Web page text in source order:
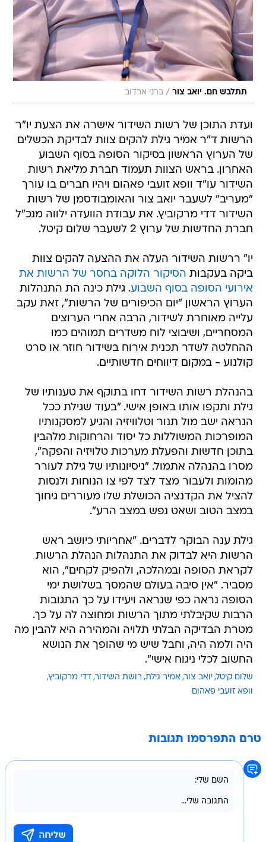
תתלבש חם. יואב צור / ברני ארדוב
ועדת התוכן של רשות השידור אישרה את הצעת יו"ר
הרשות ד"ר אמיר גילת להקים צוות לבדיקת הכשלים
של הערוץ הראשון בסיקור הסופה בסוף השבוע
האחרון. בראש הצוות תעמוד חברת מליאת רשות
השידור עו"ד וופא זועבי פאהום ויהיו חברים בו עורך
"מעריב" לשעבר יואב צור והאומבודסמן של רשות
השידור דדי מרקוביץ. את עבודת הוועדה ילווה מנכ"ל
חברת החדשות של ערוץ 2 לשעבר שלום קיטל.
יו" ררשות השידור העלה את ההצעה להקים צוות
ביקה בעקבות הסיקור הלוקה בחסר של הרשות את
אירועי הסופה בסוף השבוע. גילת כינה הת התנהלות
הערוץ הראשון "יום הכיפורים של הרשות", זאת עקב
עלייה מאוחרת לשידור, הרבה אחרי הערוצים
המסחריים, ושיבוצי לוח משדרים תמוהים כמו
ההחלטה לשדר תכנית אירוח בשידור חוזר או סרט
קולנוע - במקום דיווחים חדשותיים.
בהנהלת רשות השידור דחו בתוקף את טענותיו של
גילת ותקפו אותו באופן אישי. "בעוד שגילת ככל
הנראה ישב מול תנור וטלוויזיה והגיע למסקנותיו
המופרכות המשוללות כל יסוד והרחוקות מלהבין
בתוכן חדשות והפעלת מערכות טלויזיה והפקה",
מסרו בהנהלה אתמול. "ניסיונותיו של גילת לעורר
מהומות ולעבור מצד לצד לפי צו הנוחות ולנסות
להציל את הקדנציה הכושלת שלו מעוררים גיחוך
במצב הטוב ושאט נפש במצב הרע".
גילת ענה הבוקר לדברים. "אחריותי כיושב ראש
הרשות היא לבדוק את התנהלות הנהלת הרשות
לקראת הסופה ובמהלכה, ולהפיק לקחים", הוא
מסביר. "אין סיבה בעולם שהמסך בשלושת ימי
הסופה נראה כפי שנראה ויעידו על כך התגובות
הרבות שקיבלתי מתוך הרשות ומחוצה לה על כך.
מטרת הבדיקה הבלתי תלויה והמהירה היא להבין מה
היה ולמה היה, וחבל שיש מי שהופך את הנושא
החשוב לכלי ניגוח אישי".
שלום קיטל יואב צור אמיר גילת רושת השידור דדי מרקוביץ
וופא זועבי פאהום
טרם התפרסמו תגובות